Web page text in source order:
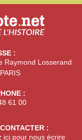
:
Raymond Losserand
:
61 00
:
ici pour nous écrire